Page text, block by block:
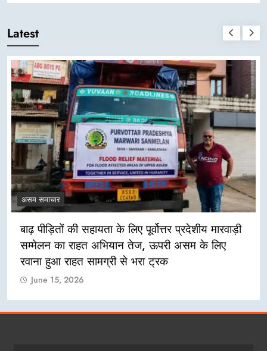
Latest
असम समाचार
बाढ़ पीड़ितों की सहायता के लिए पूर्वोत्तर प्रदेशीय मारवाड़ी
सम्मेलन का राहत अभियान तेज, ऊपरी असम के लिए
रवाना हुआ राहत सामग्री से भरा ट्रक
June 15, 2026